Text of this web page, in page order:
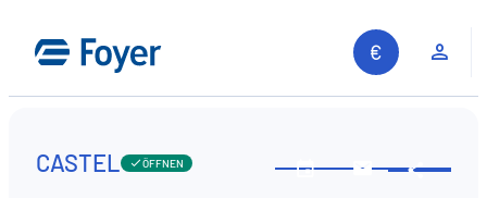
Inhalt
springen
CASTEL ÖFFNEN
Diese